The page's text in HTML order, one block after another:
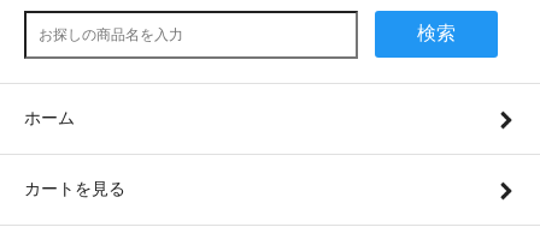
検索
ホーム
カートを見る